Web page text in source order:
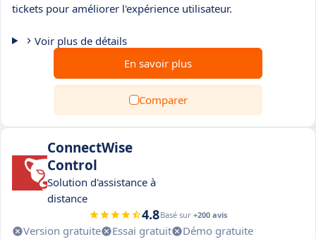
tickets pour améliorer l'expérience utilisateur.
Voir plus de détails
En savoir plus
Comparer
ConnectWise
Control
Solution d'assistance à
distance
4.8Basé sur +200 avis
Version gratuite Essai gratuit
Démo gratuite